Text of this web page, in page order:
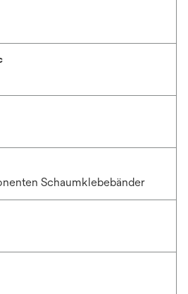
Schaumklebebänder